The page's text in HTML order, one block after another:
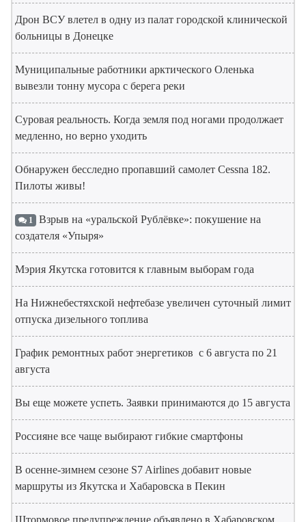
Дрон ВСУ влетел в одну из палат городской клинической
больницы в Донецке
Муниципальные работники арктического Оленька
вывезли тонну мусора с берега реки
Суровая реальность. Когда земля под ногами продолжает
медленно, но верно уходить
Обнаружен бесследно пропавший самолет Cessna 182.
Пилоты живы!
1 Взрыв на «уральской Рублёвке»: покушение на
создателя «Упыря»
Мэрия Якутска готовится к главным выборам года
На Нижнебестяхской нефтебазе увеличен суточный лимит
отпуска дизельного топлива
График ремонтных работ энергетиков с 6 августа по 21
августа
Вы еще можете успеть. Заявки принимаются до 15 августа
Россияне все чаще выбирают гибкие смартфоны
В осенне-зимнем сезоне S7 Airlines добавит новые
маршруты из Якутска и Хабаровска в Пекин
Штормовое предупреждение объявлено в Хабаровском